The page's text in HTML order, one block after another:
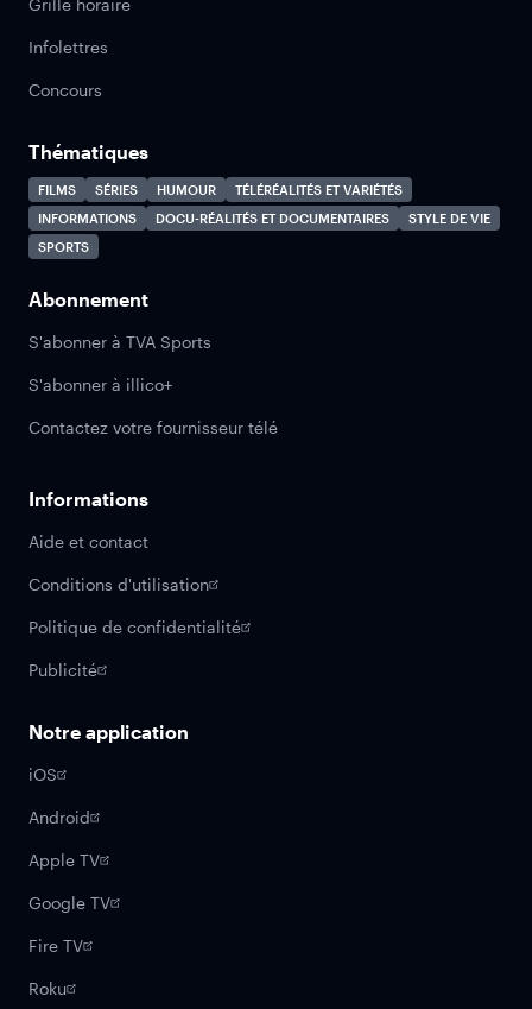
Grille horaire
Infolettres
Concours
Thématiques
FILMS SÉRIES HUMOUR
TÉLÉRÉALITÉS ET VARIÉTÉS
INFORMATIONS
DOCU-RÉALITÉS ET DOCUMENTAIRES
STYLE DE VIE
SPORTS
Abonnement
S'abonner à TVA Sports
S'abonner à illico+
Contactez votre fournisseur télé
Informations
Aide et contact
Conditions d'utilisation
Politique de confidentialité
Publicité
Notre application
iOS
Android
Apple TV
Google TV
Fire TV
Roku